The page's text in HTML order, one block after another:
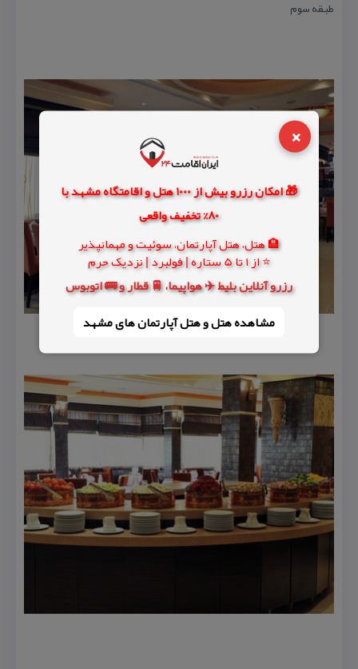
×
🎁 امکان رزرو بیش از 1000 هتل و اقامتگاه مشهد با
80% تخفیف واقعی
🏨 هتل، هتل آپارتمان، سوئیت و مهمانپذیر
⭐ از 1 تا 5 ستاره | فولبرد | نزدیک حرم
رزرو آنلاین بلیط ✈️ هواپیما، 🚆 قطار و 🚌 اتوبوس
مشاهده هتل و هتل‌ آپارتمان های مشهد
طبقه سوم